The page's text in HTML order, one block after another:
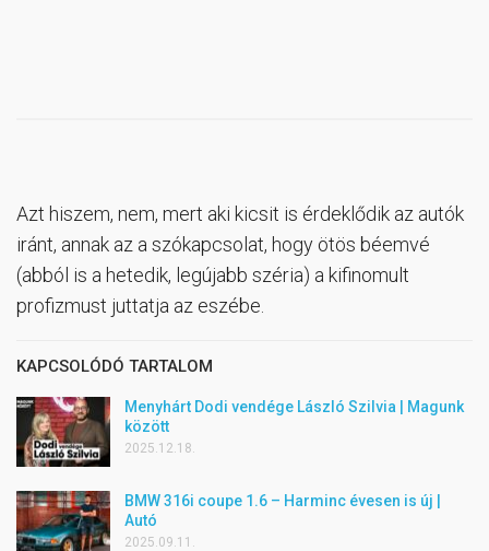
Azt hiszem, nem, mert aki kicsit is érdeklődik az autók
iránt, annak az a szókapcsolat, hogy ötös béemvé
(abból is a hetedik, legújabb széria) a kifinomult
profizmust juttatja az eszébe.
KAPCSOLÓDÓ TARTALOM
Menyhárt Dodi vendége László Szilvia | Magunk
között
2025.12.18.
BMW 316i coupe 1.6 – Harminc évesen is új |
Autó
2025.09.11.